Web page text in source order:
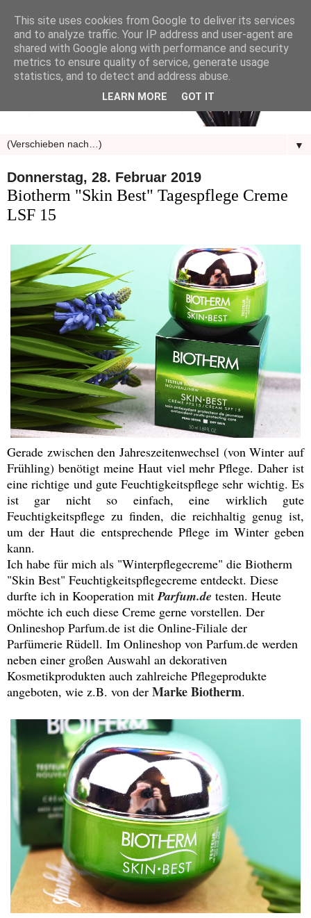
▼
Donnerstag, 28. Februar 2019
Biotherm "Skin Best" Tagespflege Creme
LSF 15
Gerade zwischen den Jahreszeitenwechsel (von Winter auf
Frühling) benötigt meine Haut viel mehr Pflege. Daher ist
eine richtige und gute Feuchtigkeitspflege sehr wichtig. Es
ist gar nicht so einfach, eine wirklich gute
Feuchtigkeitspflege zu finden, die reichhaltig genug ist,
um der Haut die entsprechende Pflege im Winter geben
kann.
Ich habe für mich als "Winterpflegecreme" die Biotherm
"Skin Best" Feuchtigkeitspflegecreme entdeckt. Diese
durfte ich in Kooperation mitParfum.de testen. Heute
möchte ich euch diese Creme gerne vorstellen. Der
Onlineshop Parfum.de ist die Online-Filiale der
Parfümerie Rüdell. Im Onlineshop von Parfum.de werden
neben einer großen Auswahl an dekorativen
Kosmetikprodukten auch zahlreiche Pflegeprodukte
angeboten, wie z.B. von der Marke Biotherm.
This site uses cookies from Google to deliver its services
and to analyze traffic. Your IP address and user-agent are
shared with Google along with performance and security
metrics to ensure quality of service, generate usage
statistics, and to detect and address abuse.
LEARN MORE GOT IT